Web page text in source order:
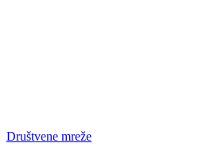
Društvene mreže